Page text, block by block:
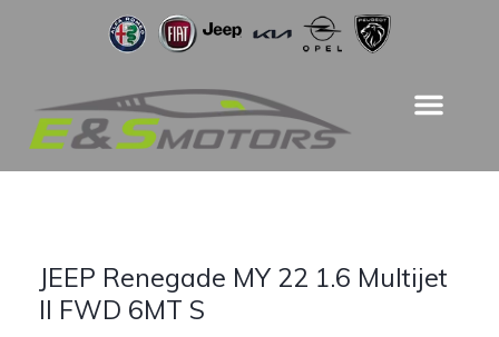
JEEP Renegade MY 22 1.6 Multijet
II FWD 6MT S